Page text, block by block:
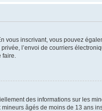
vous inscrivant, vous pouvez
l’envoi de courriers
des informations sur les
âgés de moins de 13 ans